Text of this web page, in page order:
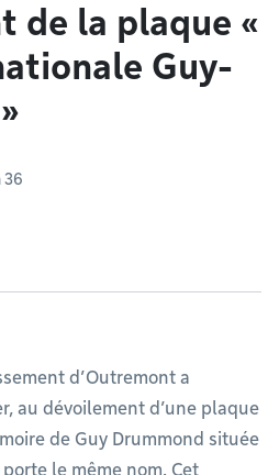
de la plaque «
Guy-
36
d’Outremont a
au dévoilement d’une plaque
de Guy Drummond située
le même nom. Cet